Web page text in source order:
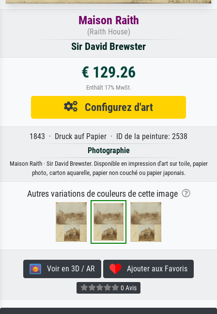
Maison Raith
(Raith House)
Sir David Brewster
€ 129.26
Enthält 17% MwSt.
Configurez d'art
1843 · Druck auf Papier · ID de la peinture: 2538
Photographie
Maison Raith · Sir David Brewster. Disponible en impression d'art sur toile, papier
photo, carton aquarelle, papier non couché ou papier japonais.
Autres variations de couleurs de cette image
Voir en 3D / AR Ajouter aux Favoris
0 Avis